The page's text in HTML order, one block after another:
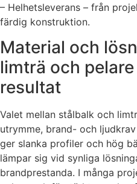
– Helhetsleverans – från
färdig konstruktion.
Material och
limträ och
resultat
Valet mellan stålbalk och
utrymme, brand- och
ger slanka profiler och hög
lämpar sig vid synliga
brandprestanda. I många